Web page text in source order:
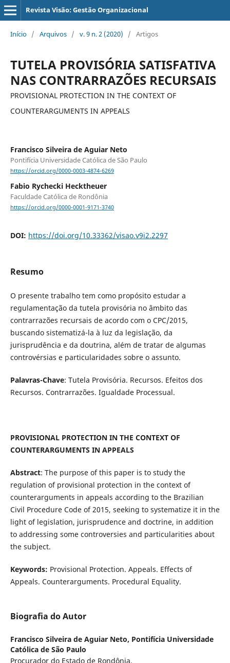
Revista Visão: Gestão Organizacional
Início / Arquivos / v. 9 n. 2 (2020) / Artigos
TUTELA PROVISÓRIA SATISFATIVA
NAS CONTRARRAZÕES RECURSAIS
PROVISIONAL PROTECTION IN THE CONTEXT OF
COUNTERARGUMENTS IN APPEALS
Francisco Silveira de Aguiar Neto
Pontifícia Universidade Católica de São Paulo
https://orcid.org/0000-0003-4874-6269
Fabio Rychecki Hecktheuer
Faculdade Católica de Rondônia
https://orcid.org/0000-0001-9171-3740
DOI: https://doi.org/10.33362/visao.v9i2.2297
Resumo
O presente trabalho tem como propósito estudar a
regulamentação da tutela provisória no âmbito das
contrarrazões recursais de acordo com o CPC/2015,
buscando sistematizá-la à luz da legislação, da
jurisprudência e da doutrina, além de tratar de algumas
controvérsias e particularidades sobre o assunto.
Palavras-Chave: Tutela Provisória. Recursos. Efeitos dos
Recursos. Contrarrazões. Igualdade Processual.
PROVISIONAL PROTECTION IN THE CONTEXT OF
COUNTERARGUMENTS IN APPEALS
Abstract: The purpose of this paper is to study the
regulation of provisional protection in the context of
counterarguments in appeals according to the Brazilian
Civil Procedure Code of 2015, seeking to systematize it in the
light of legislation, jurisprudence and doctrine, in addition
to addressing some controversies and particularities about
the subject.
Keywords: Provisional Protection. Appeals. Effects of
Appeals. Counterarguments. Procedural Equality.
Biografia do Autor
Francisco Silveira de Aguiar Neto, Pontifícia Universidade
Católica de São Paulo
Procurador do Estado de Rondônia.